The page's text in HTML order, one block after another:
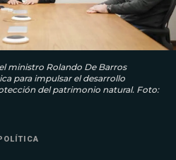
ministro Rolando De Barros
para impulsar el desarrollo
del patrimonio natural. Foto: